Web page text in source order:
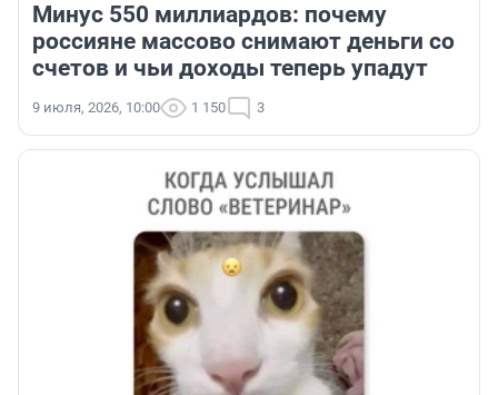
Минус 550 миллиардов: почему
россияне массово снимают деньги со
счетов и чьи доходы теперь упадут
9 июля, 2026, 10:00 1 150 3